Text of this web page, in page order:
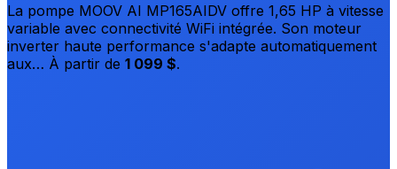
La pompe MOOV AI MP165AIDV offre 1,65 HP à vitesse
variable avec connectivité WiFi intégrée. Son moteur
inverter haute performance s'adapte automatiquement
aux… À partir de 1 099 $.